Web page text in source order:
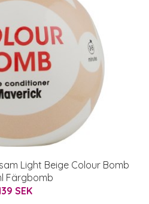
Light Beige Colour Bomb
Färgbomb
SEK